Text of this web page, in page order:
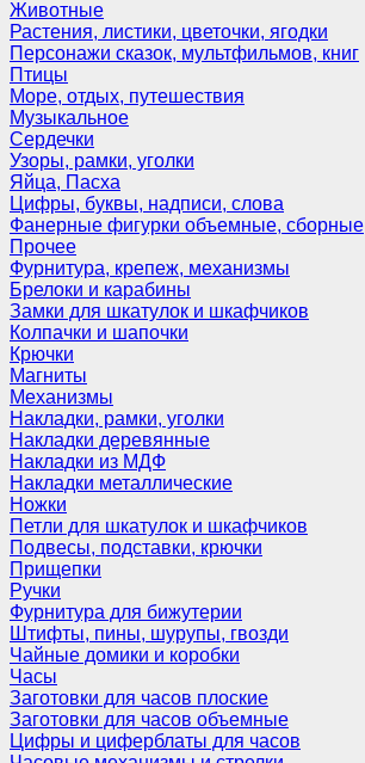
Животные
Растения, листики, цветочки, ягодки
Персонажи сказок, мультфильмов, книг
Птицы
Море, отдых, путешествия
Музыкальное
Сердечки
Узоры, рамки, уголки
Яйца, Пасха
Цифры, буквы, надписи, слова
Фанерные фигурки объемные, сборные
Прочее
Фурнитура, крепеж, механизмы
Брелоки и карабины
Замки для шкатулок и шкафчиков
Колпачки и шапочки
Крючки
Магниты
Механизмы
Накладки, рамки, уголки
Накладки деревянные
Накладки из МДФ
Накладки металлические
Ножки
Петли для шкатулок и шкафчиков
Подвесы, подставки, крючки
Прищепки
Ручки
Фурнитура для бижутерии
Штифты, пины, шурупы, гвозди
Чайные домики и коробки
Часы
Заготовки для часов плоские
Заготовки для часов объемные
Цифры и циферблаты для часов